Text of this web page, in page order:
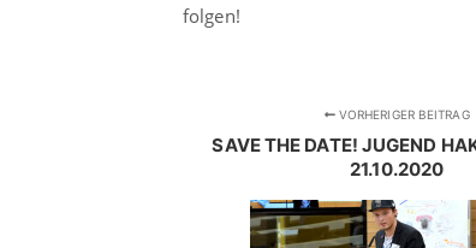
folgen!
VORHERIGER BEITRAG
SAVE THE DATE! JUGEND
21.10.2020